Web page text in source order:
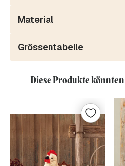
Material
Grössentabelle
Diese Produkte